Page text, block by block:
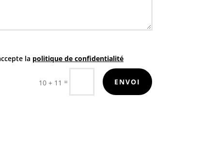
la politique de confidentialité
10 + 11 = ENVOI